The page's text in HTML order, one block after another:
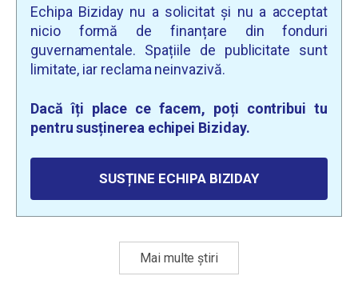
Echipa Biziday nu a solicitat și nu a acceptat
nicio formă de finanțare din fonduri
guvernamentale. Spațiile de publicitate sunt
limitate, iar reclama neinvazivă.
Dacă îți place ce facem, poți contribui tu
pentru susținerea echipei Biziday.
SUSȚINE ECHIPA BIZIDAY
Mai multe știri